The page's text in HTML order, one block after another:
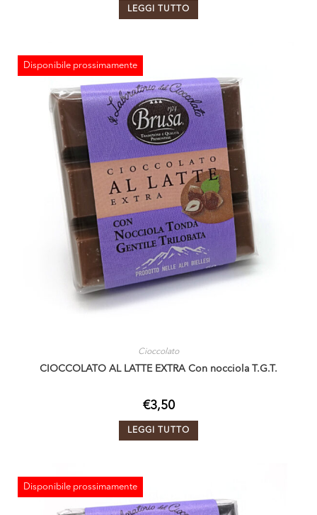
LEGGI TUTTO
Disponibile prossimamente
ESAURITO
Cioccolato
CIOCCOLATO AL LATTE EXTRA Con nocciola T.G.T.
€3,50
LEGGI TUTTO
Disponibile prossimamente
ESAURITO